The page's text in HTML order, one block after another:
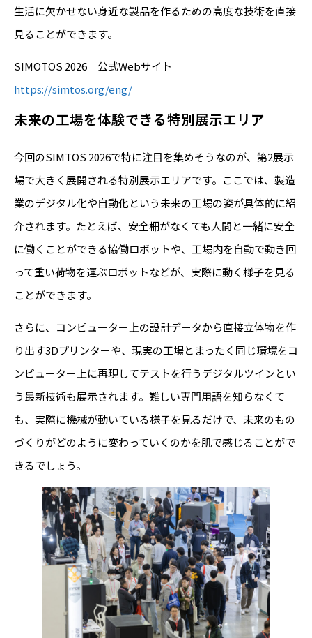
生活に欠かせない身近な製品を作るための高度な技術を直接
見ることができます。
SIMOTOS 2026 公式Webサイト
https://simtos.org/eng/
未来の工場を体験できる特別展示エリア
今回のSIMTOS 2026で特に注目を集めそうなのが、第2展示
場で大きく展開される特別展示エリアです。ここでは、製造
業のデジタル化や自動化という未来の工場の姿が具体的に紹
介されます。たとえば、安全柵がなくても人間と一緒に安全
に働くことができる協働ロボットや、工場内を自動で動き回
って重い荷物を運ぶロボットなどが、実際に動く様子を見る
ことができます。
さらに、コンピューター上の設計データから直接立体物を作
り出す3Dプリンターや、現実の工場とまったく同じ環境をコ
ンピューター上に再現してテストを行うデジタルツインとい
う最新技術も展示されます。難しい専門用語を知らなくて
も、実際に機械が動いている様子を見るだけで、未来のもの
づくりがどのように変わっていくのかを肌で感じることがで
きるでしょう。